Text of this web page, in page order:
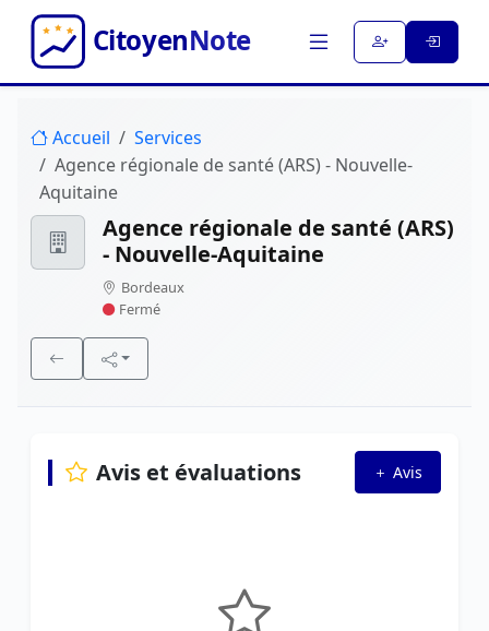
Accueil
Services
Agence régionale de santé (ARS) - Nouvelle-
Aquitaine
Agence régionale de santé (ARS)
- Nouvelle-Aquitaine
Bordeaux
Fermé
Avis et évaluations Avis